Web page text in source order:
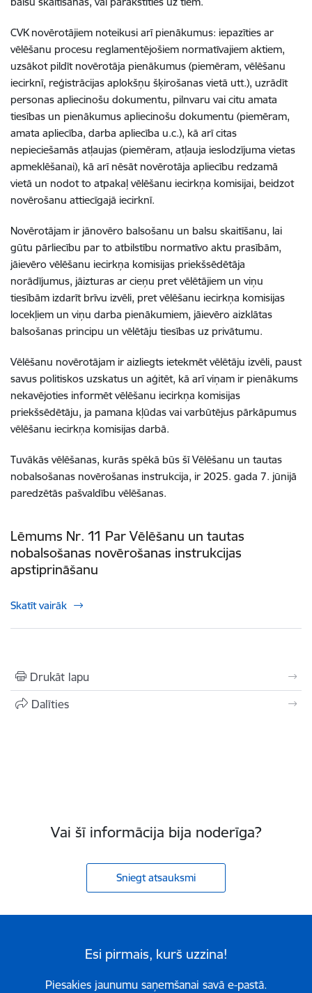
CVK novērotājiem noteikusi arī pienākumus: iepazīties ar
vēlēšanu procesu reglamentējošiem normatīvajiem aktiem,
uzsākot pildīt novērotāja pienākumus (piemēram, vēlēšanu
iecirknī, reģistrācijas aplokšņu šķirošanas vietā utt.), uzrādīt
personas apliecinošu dokumentu, pilnvaru vai citu amata
tiesības un pienākumus apliecinošu dokumentu (piemēram,
amata apliecība, darba apliecība u.c.), kā arī citas
nepieciešamās atļaujas (piemēram, atļauja ieslodzījuma vietas
apmeklēšanai), kā arī nēsāt novērotāja apliecību redzamā
vietā un nodot to atpakaļ vēlēšanu iecirkņa komisijai, beidzot
novērošanu attiecīgajā iecirknī.
Novērotājam ir jānovēro balsošanu un balsu skaitīšanu, lai
gūtu pārliecību par to atbilstību normatīvo aktu prasībām,
jāievēro vēlēšanu iecirkņa komisijas priekšsēdētāja
norādījumus, jāizturas ar cieņu pret vēlētājiem un viņu
tiesībām izdarīt brīvu izvēli, pret vēlēšanu iecirkņa komisijas
locekļiem un viņu darba pienākumiem, jāievēro aizklātas
balsošanas principu un vēlētāju tiesības uz privātumu.
Vēlēšanu novērotājam ir aizliegts ietekmēt vēlētāju izvēli, paust
savus politiskos uzskatus un aģitēt, kā arī viņam ir pienākums
nekavējoties informēt vēlēšanu iecirkņa komisijas
priekšsēdētāju, ja pamana kļūdas vai varbūtējus pārkāpumus
vēlēšanu iecirkņa komisijas darbā.
Tuvākās vēlēšanas, kurās spēkā būs šīVēlēšanu un tautas
nobalsošanas novērošanas instrukcija, ir 2025. gada 7. jūnijā
paredzētās pašvaldību vēlēšanas.
Lēmums Nr. 11 Par Vēlēšanu un tautas
nobalsošanas novērošanas instrukcijas
apstiprināšanu
Skatīt vairāk
Drukāt lapu
Dalīties
Vai šī informācija bija noderīga?
Sniegt atsauksmi
Esi pirmais, kurš uzzina!
Piesakies jaunumu saņemšanai savā e-pastā.